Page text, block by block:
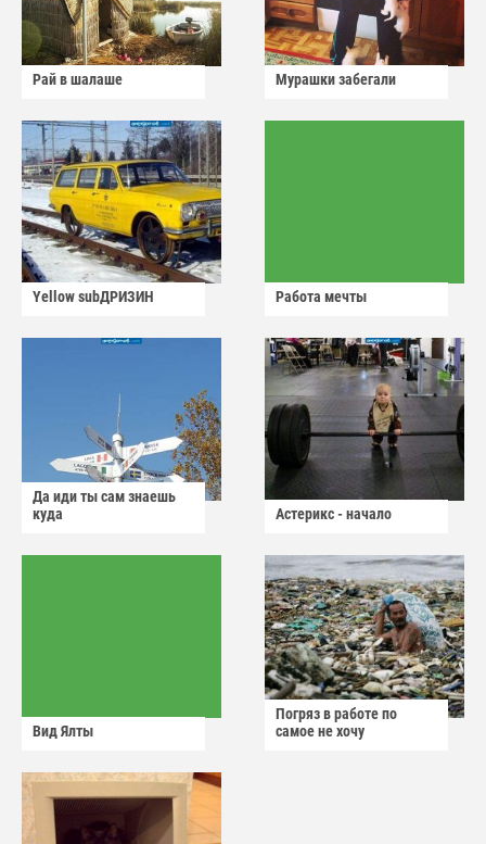
Рай в шалаше Мурашки забегали
Yellow subДРИЗИН Работа мечты
Да иди ты сам знаешь
куда
Астерикс - начало
Вид Ялты
Погряз в работе по
самое не хочу